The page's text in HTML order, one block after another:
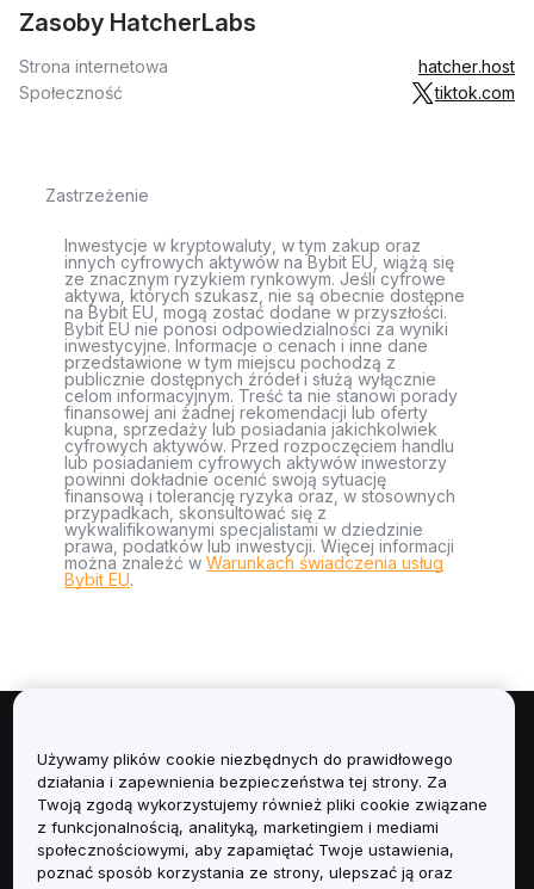
Zasoby HatcherLabs
Strona internetowa
hatcher.host
Społeczność
tiktok.com
Zastrzeżenie
Inwestycje w kryptowaluty, w tym zakup oraz
innych cyfrowych aktywów na Bybit EU, wiążą się
ze znacznym ryzykiem rynkowym. Jeśli cyfrowe
aktywa, których szukasz, nie są obecnie dostępne
na Bybit EU, mogą zostać dodane w przyszłości.
Bybit EU nie ponosi odpowiedzialności za wyniki
inwestycyjne. Informacje o cenach i inne dane
przedstawione w tym miejscu pochodzą z
publicznie dostępnych źródeł i służą wyłącznie
celom informacyjnym. Treść ta nie stanowi porady
finansowej ani żadnej rekomendacji lub oferty
kupna, sprzedaży lub posiadania jakichkolwiek
cyfrowych aktywów. Przed rozpoczęciem handlu
lub posiadaniem cyfrowych aktywów inwestorzy
powinni dokładnie ocenić swoją sytuację
finansową i tolerancję ryzyka oraz, w stosownych
przypadkach, skonsultować się z
wykwalifikowanymi specjalistami w dziedzinie
prawa, podatków lub inwestycji. Więcej informacji
można znaleźć w Warunkach świadczenia usług
Bybit EU.
Informacje
Usługi
Obsługa Klienta
Używamy plików cookie niezbędnych do prawidłowego
działania i zapewnienia bezpieczeństwa tej strony. Za
Twoją zgodą wykorzystujemy również pliki cookie związane
z funkcjonalnością, analityką, marketingiem i mediami
społecznościowymi, aby zapamiętać Twoje ustawienia,
poznać sposób korzystania ze strony, ulepszać ją oraz